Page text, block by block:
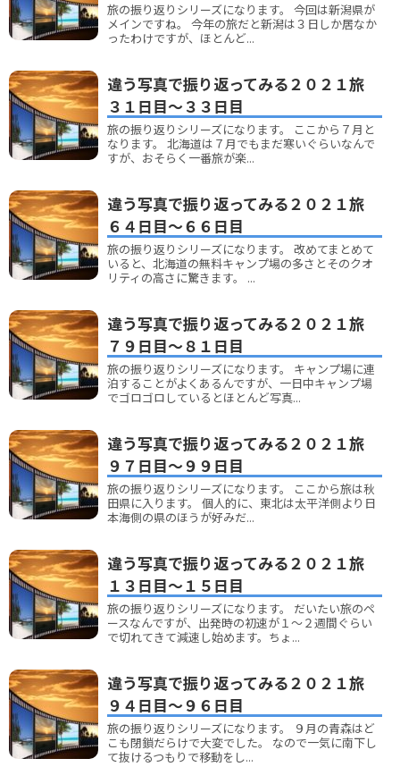
旅の振り返りシリーズになります。 今回は新潟県が
メインですね。 今年の旅だと新潟は３日しか居なか
ったわけですが、ほとんど...
違う写真で振り返ってみる２０２１旅
３１日目～３３日目
旅の振り返りシリーズになります。 ここから７月と
なります。 北海道は７月でもまだ寒いぐらいなんで
すが、おそらく一番旅が楽...
違う写真で振り返ってみる２０２１旅
６４日目～６６日目
旅の振り返りシリーズになります。 改めてまとめて
いると、北海道の無料キャンプ場の多さとそのクオ
リティの高さに驚きます。 ...
違う写真で振り返ってみる２０２１旅
７９日目～８１日目
旅の振り返りシリーズになります。 キャンプ場に連
泊することがよくあるんですが、一日中キャンプ場
でゴロゴロしているとほとんど写真...
違う写真で振り返ってみる２０２１旅
９７日目～９９日目
旅の振り返りシリーズになります。 ここから旅は秋
田県に入ります。 個人的に、東北は太平洋側より日
本海側の県のほうが好みだ...
違う写真で振り返ってみる２０２１旅
１３日目～１５日目
旅の振り返りシリーズになります。 だいたい旅のペ
ースなんですが、出発時の初速が１～２週間ぐらい
で切れてきて減速し始めます。ちょ...
違う写真で振り返ってみる２０２１旅
９４日目～９６日目
旅の振り返りシリーズになります。 ９月の青森はど
こも閉鎖だらけで大変でした。 なので一気に南下し
て抜けるつもりで移動をし...